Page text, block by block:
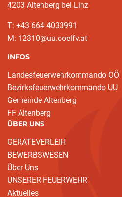
4203 Altenberg bei Linz
T: +43 664 4033991
M: 12310@uu.ooelfv.at
INFOS
Landesfeuerwehrkommando OÖ
Bezirksfeuerwehrkommando UU
Gemeinde Altenberg
FF Altenberg
ÜBER UNS
GERÄTEVERLEIH
BEWERBSWESEN
Über Uns
UNSERER FEUERWEHR
Aktuelles